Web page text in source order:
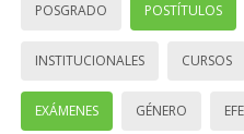
POSGRADO POSTÍTULOS
INSTITUCIONALES CURSOS
EXÁMENES GÉNERO